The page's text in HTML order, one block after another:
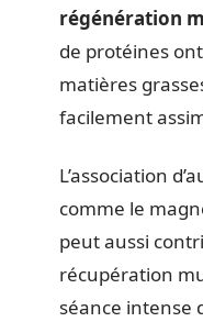
régénération
de protéines
matières
facilement
L’association
comme le
peut aussi
récupération
séance intense